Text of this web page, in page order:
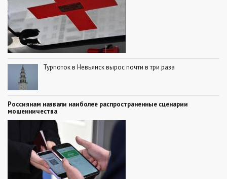
Турпоток в Невьянск вырос почти в три раза
Россиянам назвали наиболее распространенные сценарии
мошенничества